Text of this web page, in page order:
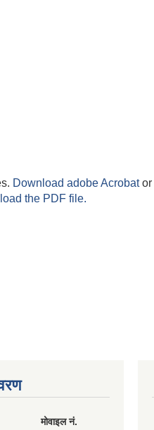
Download adobe Acrobator
the PDF file.
मोवाइल नं.